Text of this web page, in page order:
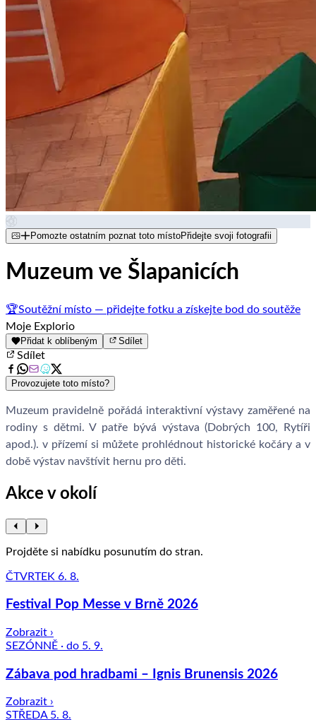
Pomozte ostatním poznat toto místoPřidejte svoji fotografii
Muzeum ve Šlapanicích
🏆Soutěžní místo — přidejte fotku a získejte bod do soutěže
Moje Explorio
Přidat k oblíbeným Sdílet
Sdílet
Provozujete toto místo?
Muzeum pravidelně pořádá interaktivní výstavy zaměřené na
rodiny s dětmi. V patře bývá výstava (Dobrých 100, Rytíři
apod.). v přízemí si můžete prohlédnout historické kočáry a v
době výstav navštívit hernu pro děti.
Akce v okolí
Projděte si nabídku posunutím do stran.
ČTVRTEK 6. 8.
Festival Pop Messe v Brně 2026
Zobrazit ›
SEZÓNNĚ · do 5. 9.
Zábava pod hradbami – Ignis Brunensis 2026
Zobrazit ›
STŘEDA 5. 8.